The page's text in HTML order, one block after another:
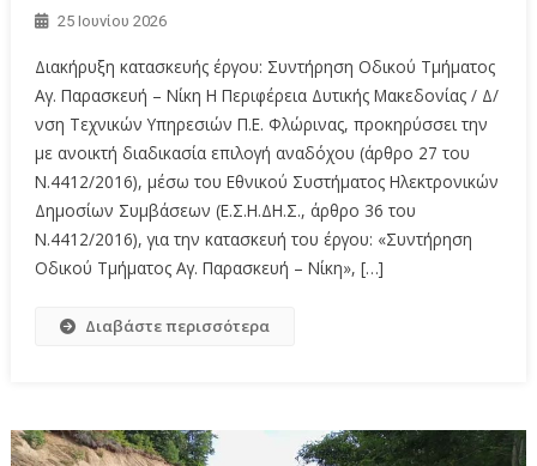
25 Ιουνίου 2026
Διακήρυξη κατασκευής έργου: Συντήρηση Οδικού Τμήματος
Αγ. Παρασκευή – Νίκη Η Περιφέρεια Δυτικής Μακεδονίας / Δ/
νση Τεχνικών Υπηρεσιών Π.Ε. Φλώρινας, προκηρύσσει την
με ανοικτή διαδικασία επιλογή αναδόχου (άρθρο 27 του
Ν.4412/2016), μέσω του Εθνικού Συστήματος Ηλεκτρονικών
Δημοσίων Συμβάσεων (Ε.Σ.Η.ΔΗ.Σ., άρθρο 36 του
Ν.4412/2016), για την κατασκευή του έργου: «Συντήρηση
Οδικού Τμήματος Αγ. Παρασκευή – Νίκη», […]
Διαβάστε περισσότερα